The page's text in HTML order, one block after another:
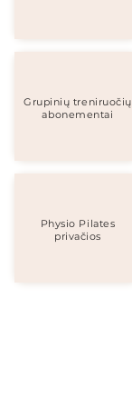
Grupinių treniruočių
abonementai
Physio Pilates
privačios